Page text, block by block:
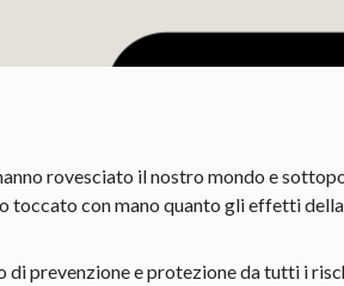
rovesciato il nostro mondo e
con mano quanto gli effetti
prevenzione e protezione da tutti i